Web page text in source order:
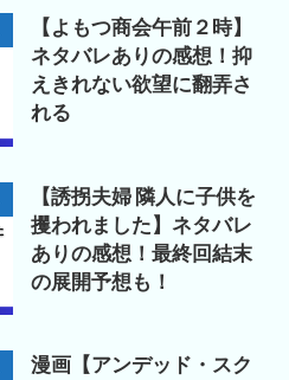
【よもつ商会午前２時】
ネタバレありの感想！抑
えきれない欲望に翻弄さ
れる
【誘拐夫婦 隣人に子供を
攫われました】ネタバレ
ありの感想！最終回結末
の展開予想も！
漫画【アンデッド・スク